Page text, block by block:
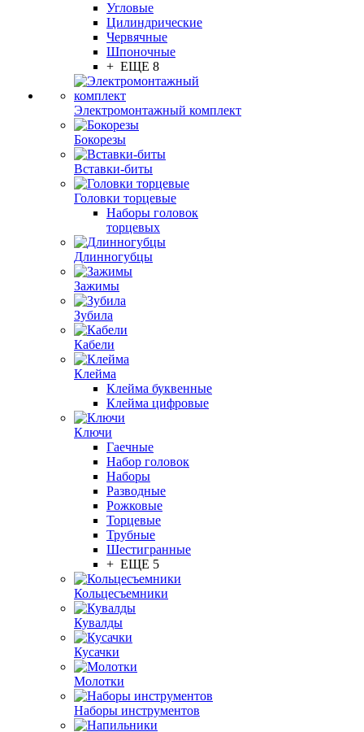
Угловые
Цилиндрические
Червячные
Шпоночные
+ ЕЩЕ 8
Электромонтажный комплект
Бокорезы
Вставки-биты
Головки торцевые
Наборы головок
торцевых
Длинногубцы
Зажимы
Зубила
Кабели
Клейма
Клейма буквенные
Клейма цифровые
Ключи
Гаечные
Набор головок
Наборы
Разводные
Рожковые
Торцевые
Трубные
Шестигранные
+ ЕЩЕ 5
Кольцесъемники
Кувалды
Кусачки
Молотки
Наборы инструментов